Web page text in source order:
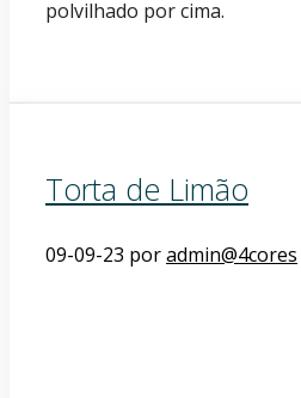
polvilhado por cima.
Torta de Limão
09-09-23 poradmin@4cores